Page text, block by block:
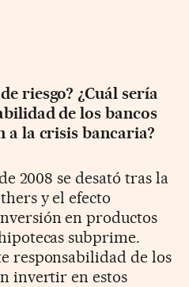
riesgo? ¿Cuál sería
de los bancos
a la crisis bancaria?
2008 se desató tras la
y el efecto
en productos
subprime.
responsabilidad de los
invertir en estos